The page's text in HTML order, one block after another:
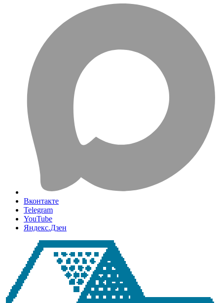
Вконтакте
Telegram
YouTube
Яндекс.Дзен